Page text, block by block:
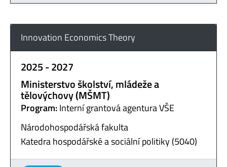
Innovation Economics Theory
2025 - 2027
Ministerstvo školství, mládeže a
tělovýchovy (MŠMT)
Program:Interní grantová agentura VŠE
Národohospodářská fakulta
Katedra hospodářské a sociální politiky (5040)